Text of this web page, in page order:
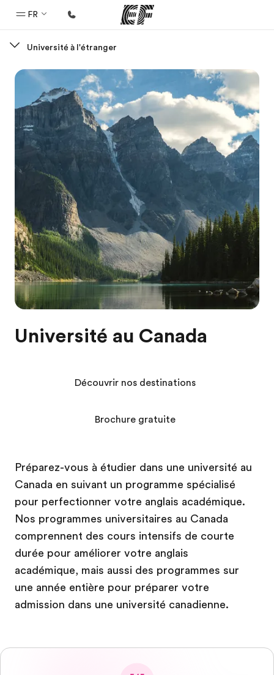
FR
Bienvenue chez EF
Programmes
Nos offres
Bureaux
Trouver un bureau
A propos de nous
Qui sommes-nous ?
EF recrute
Rejoignez nos équipes
Université à l'étranger
Université au Canada
Préparez-vous à étudier dans une université au
Canada en suivant un programme spécialisé
pour perfectionner votre anglais académique.
Nos programmes universitaires au Canada
comprennent des cours intensifs de courte
durée pour améliorer votre anglais
académique, mais aussi des programmes sur
une année entière pour préparer votre
admission dans une université canadienne.
Découvrir nos destinations
Brochure gratuite